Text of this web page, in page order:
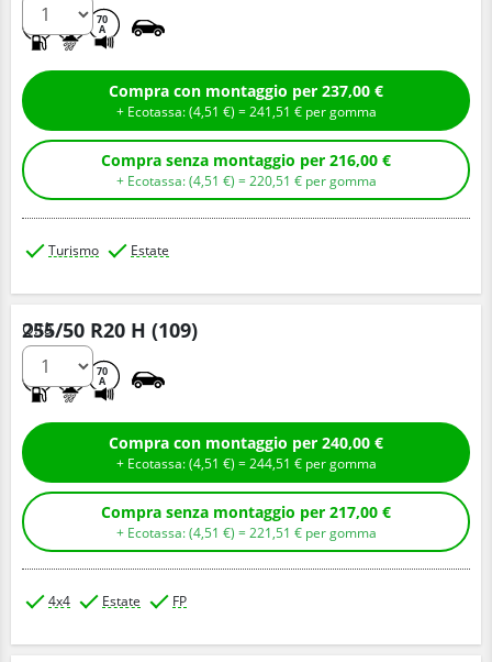
70
A
Compra con montaggio per 237,00 €
+ Ecotassa: (4,51 € ) =241,51 € per gomma
Compra senza montaggio per 216,00 €
+ Ecotassa: (4,51 € ) =220,51 € per gomma
Turismo Estate
255/50 R20 H (109)
70
A
Q.tà
Compra con montaggio per 240,00 €
+ Ecotassa: (4,51 € ) =244,51 € per gomma
Compra senza montaggio per 217,00 €
+ Ecotassa: (4,51 € ) =221,51 € per gomma
4x4 Estate FP